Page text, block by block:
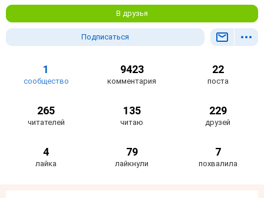
В друзья
Подписаться
1
сообщество
9423
комментария
22
поста
265
читателей
135
читаю
229
друзей
4
лайка
79
лайкнули
7
похвалила